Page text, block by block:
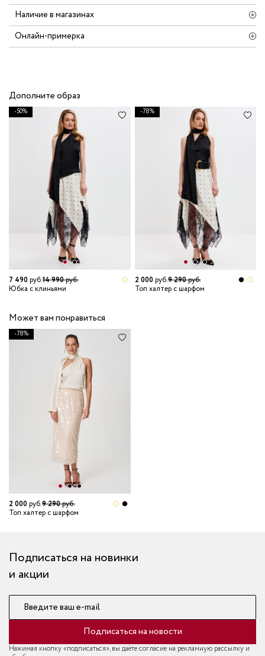
Наличие в магазинах
Онлайн-примерка
Дополните образ
-50%
7 490руб.14 990руб.
Юбка с клиньями
-78%
2 000руб.9 290руб.
Топ халтер с шарфом
Может вам понравиться
-78%
2 000руб.9 290руб.
Топ халтер с шарфом
Подписаться на новинки
и акции
Введите ваш e-mail
Подписаться на новости
Нажимая кнопку «подписаться», вы даёте согласие на рекламную рассылку и